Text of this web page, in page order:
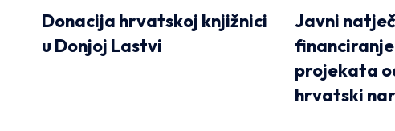
Donacija hrvatskoj knjižnici
u Donjoj Lastvi
Javni
projekata
hrvatski